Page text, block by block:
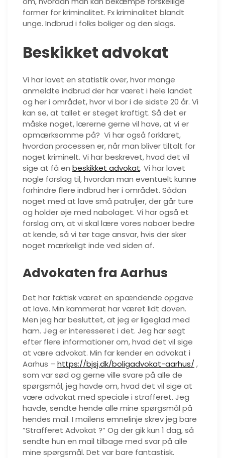
former for kriminalitet. Fx kriminalitet blandt
unge. Indbrud i folks boliger og den slags.
Beskikket advokat
Vi har lavet en statistik over, hvor mange
anmeldte indbrud der har været i hele landet
og her i området, hvor vi bor i de sidste 20 år. Vi
kan se, at tallet er steget kraftigt. Så det er
måske noget, lærerne gerne vil have, at vi er
opmærksomme på? Vi har også forklaret,
hvordan processen er, når man bliver tiltalt for
noget kriminelt. Vi har beskrevet, hvad det vil
sige at få en beskikket advokat. Vi har lavet
nogle forslag til, hvordan man eventuelt kunne
forhindre flere indbrud her i området. Sådan
noget med at lave små patruljer, der går ture
og holder øje med nabolaget. Vi har også et
forslag om, at vi skal lære vores naboer bedre
at kende, så vi tør tage ansvar, hvis der sker
noget mærkeligt inde ved siden af.
Advokaten fra Aarhus
Det har faktisk været en spændende opgave
at lave. Min kammerat har været lidt doven.
Men jeg har besluttet, at jeg er ligeglad med
ham. Jeg er interesseret i det. Jeg har søgt
efter flere informationer om, hvad det vil sige
at være advokat. Min far kender en advokat i
Aarhus – https://bjsj.dk/boligadvokat-aarhus/ ,
som var sød og gerne ville svare på alle de
spørgsmål, jeg havde om, hvad det vil sige at
være advokat med speciale i strafferet. Jeg
havde, sendte hende alle mine spørgsmål på
hendes mail. I mailens emnelinje skrev jeg bare
”Strafferet Advokat ?” Og der gik kun 1 dag, så
sendte hun en mail tilbage med svar på alle
mine spørgsmål. Det var bare fantastisk.